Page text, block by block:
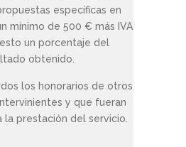
específicas en
mínimo de 500 € más IVA
un porcentaje del
obtenido.
los honorarios de otros
y que fueran
la prestación del servicio.